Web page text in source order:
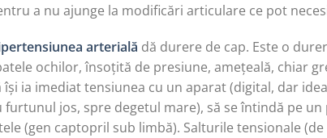
a nu ajunge la modificări articulare ce pot
arterială dă durere de cap. Este o
ochilor, însoțită de presiune, amețeală, chiar
își ia imediat tensiunea cu un aparat (digital, dar
furtunul jos, spre degetul mare), să se întindă pe
(gen captopril sub limbă). Salturile tensionale